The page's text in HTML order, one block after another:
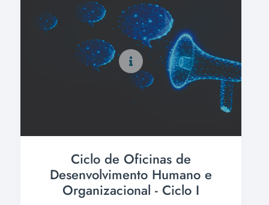
Ciclo de Oficinas de
Desenvolvimento Humano e
Organizacional - Ciclo I